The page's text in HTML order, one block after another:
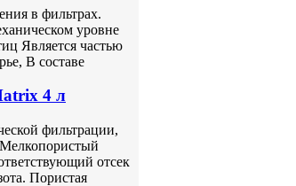
в фильтрах.
уровне
Является частью
В составе
4 л
фильтрации,
отсек
Пористая